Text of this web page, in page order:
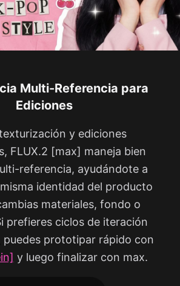
Multi-Referencia para
Ediciones
y ediciones
FLUX.2 [max] maneja bien
referencia, ayudándote a
identidad del producto
materiales, fondo o
prefieres ciclos de iteración
puedes prototipar rápido con
y luego finalizar con max.